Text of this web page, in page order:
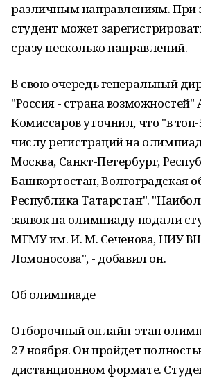
различным направлениям.
студент может
сразу несколько направлений.
В свою очередь генеральный
"Россия - страна возможностей"
Комиссаров уточнил, что "в топ-
числу регистраций на
Москва, Санкт-Петербург,
Башкортостан, Волгоградская
Республика Татарстан".
заявок на олимпиаду подали
МГМУ им. И. М. Сеченова, НИУ
Ломоносова", - добавил он.
Об олимпиаде
Отборочный онлайн-этап
27 ноября. Он пройдет
дистанционном формате.